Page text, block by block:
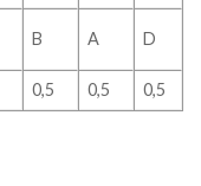
B A D
0,5 0,5 0,5